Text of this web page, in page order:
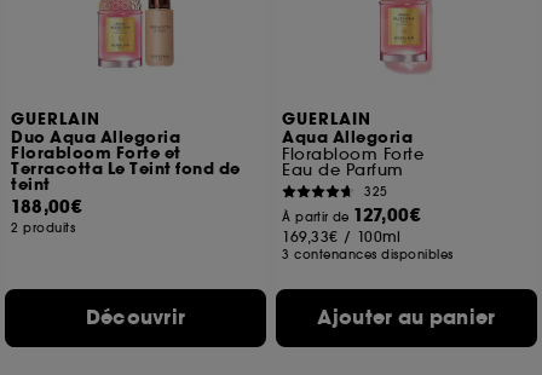
GUERLAIN
Duo Aqua Allegoria
Florabloom Forte et
Terracotta Le Teint fond de
teint
188,00€
2 produits
Découvrir
GUERLAIN
Aqua Allegoria
Florabloom Forte
Eau de Parfum
325
À partir de 127,00€
169,33€ / 100ml
3 contenances disponibles
Ajouter au panier